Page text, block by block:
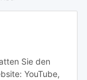
Sie den
YouTube,